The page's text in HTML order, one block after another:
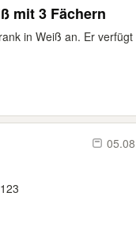
mit 3 Fächern
in Weiß an. Er